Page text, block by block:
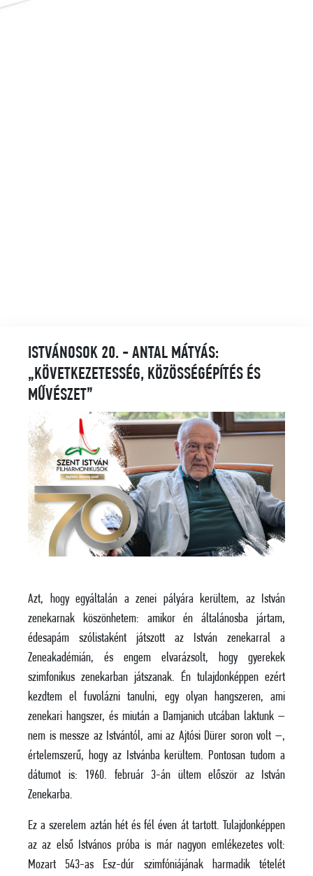
ISTVÁNOSOK 20. - ANTAL MÁTYÁS:
„KÖVETKEZETESSÉG, KÖZÖSSÉGÉPÍTÉS ÉS
MŰVÉSZET”
Azt, hogy egyáltalán a zenei pályára kerültem, az István
zenekarnak köszönhetem: amikor én általánosba jártam,
édesapám szólistaként játszott az István zenekarral a
Zeneakadémián, és engem elvarázsolt, hogy gyerekek
szimfonikus zenekarban játszanak. Én tulajdonképpen ezért
kezdtem el fuvolázni tanulni, egy olyan hangszeren, ami
zenekari hangszer, és miután a Damjanich utcában laktunk –
nem is messze az Istvántól, ami az Ajtósi Dürer soron volt –,
értelemszerű, hogy az Istvánba kerültem. Pontosan tudom a
dátumot is: 1960. február 3-án ültem először az István
Zenekarba.
Ez a szerelem aztán hét és fél éven át tartott. Tulajdonképpen
az az első Istvános próba is már nagyon emlékezetes volt:
Mozart 543-as Esz-dúr szimfóniájának harmadik tételét